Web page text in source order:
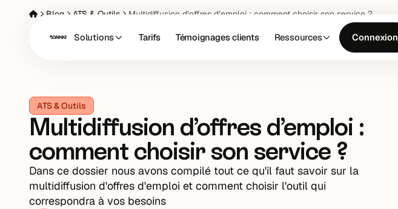
Solutions Tarifs Témoignages clients Ressources Connexion
Blog ATS & Outils Multidiffusion d’offres d’emploi : comment choisir son service ?
ATS & Outils
Multidiffusion d’offres d’emploi :
comment choisir son service ?
Dans ce dossier nous avons compilé tout ce qu'il faut savoir sur la
multidiffusion d'offres d'emploi et comment choisir l'outil qui
correspondra à vos besoins